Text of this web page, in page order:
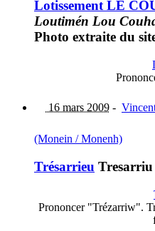
Lotissement LE
Loutimén Lou
Photo extraite du
16 mars 2009 -
(Monein / Monenh)
Trésarrieu Tresarriu
Prononcer "Trézarriw".